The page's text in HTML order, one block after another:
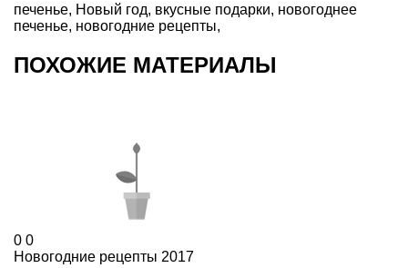
печенье, Новый год, вкусные подарки, новогоднее
печенье, новогодние рецепты,
ПОХОЖИЕ МАТЕРИАЛЫ
0 0
Новогодние рецепты 2017